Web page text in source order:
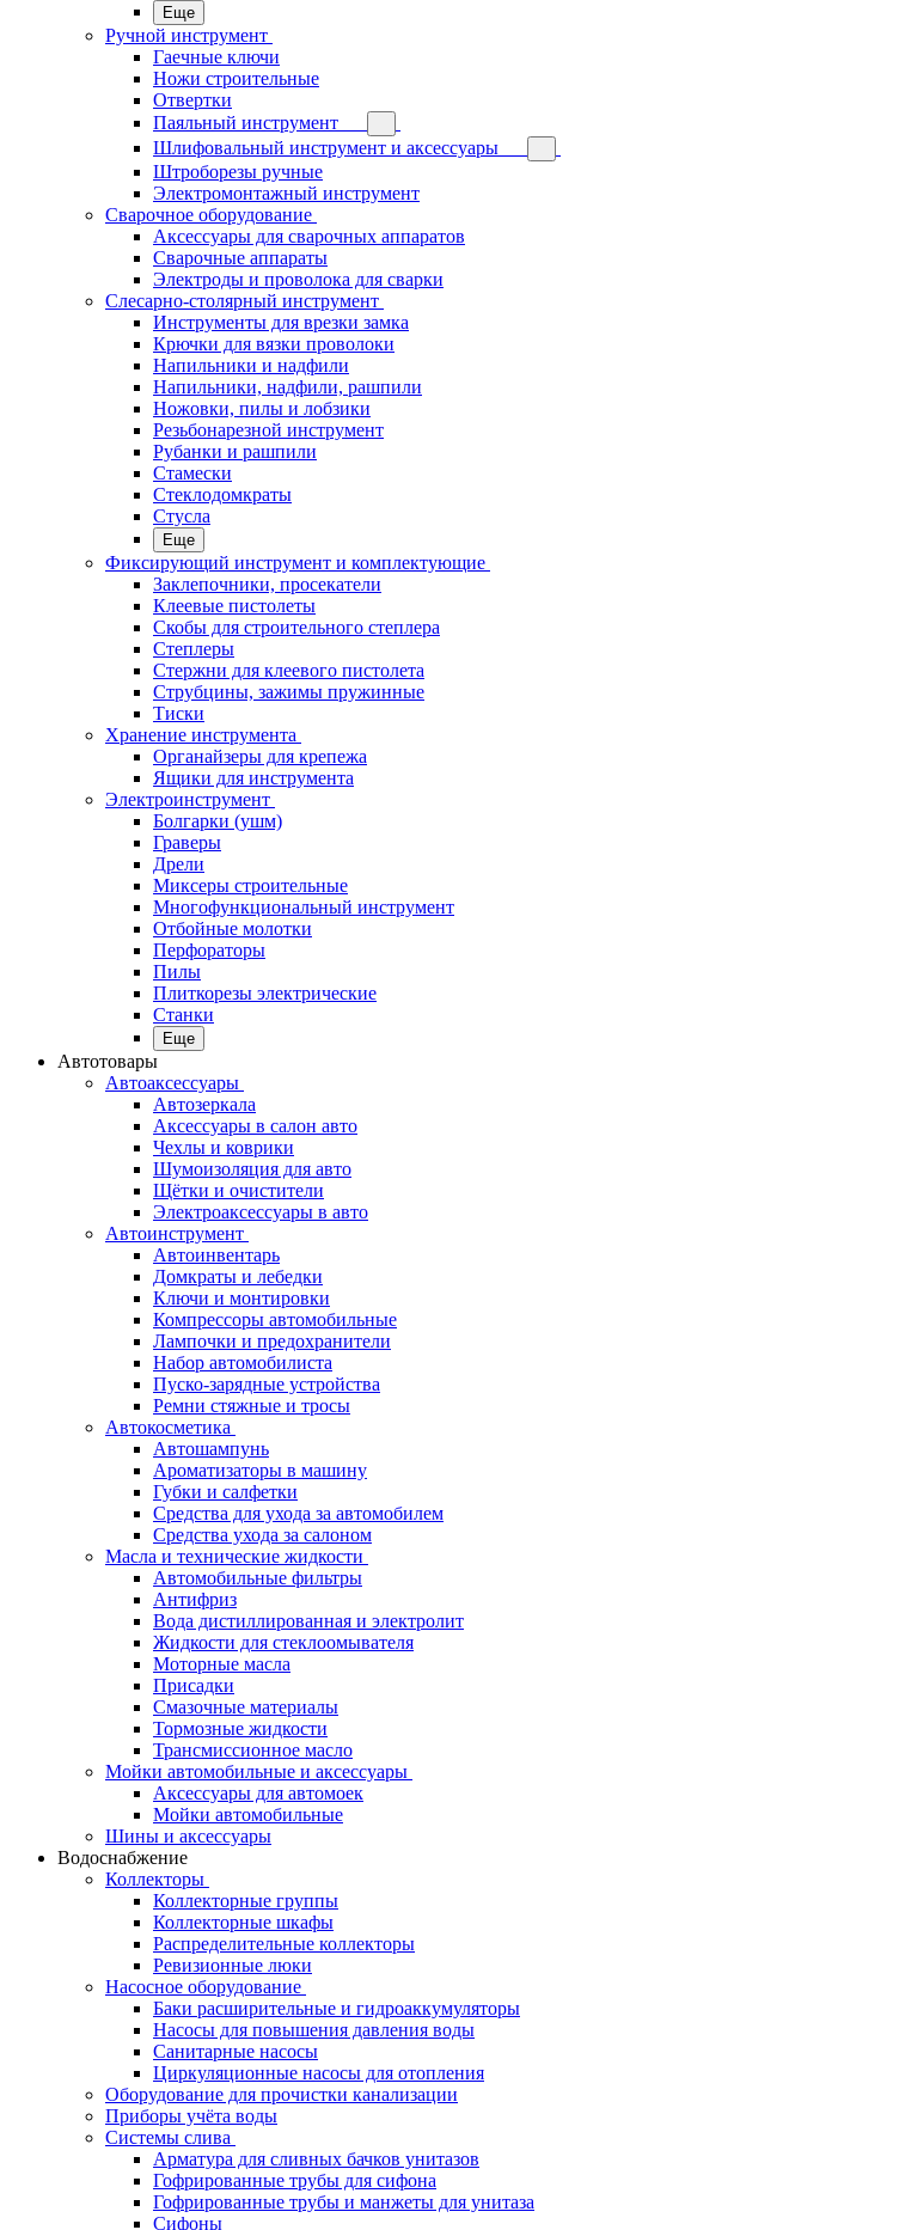
Еще
Ручной инструмент
Гаечные ключи
Ножи строительные
Отвертки
Паяльный инструмент
Шлифовальный инструмент и аксессуары
Штроборезы ручные
Электромонтажный инструмент
Сварочное оборудование
Аксессуары для сварочных аппаратов
Сварочные аппараты
Электроды и проволока для сварки
Слесарно-столярный инструмент
Инструменты для врезки замка
Крючки для вязки проволоки
Напильники и надфили
Напильники, надфили, рашпили
Ножовки, пилы и лобзики
Резьбонарезной инструмент
Рубанки и рашпили
Стамески
Стеклодомкраты
Стусла
Еще
Фиксирующий инструмент и комплектующие
Заклепочники, просекатели
Клеевые пистолеты
Скобы для строительного степлера
Степлеры
Стержни для клеевого пистолета
Струбцины, зажимы пружинные
Тиски
Хранение инструмента
Органайзеры для крепежа
Ящики для инструмента
Электроинструмент
Болгарки (ушм)
Граверы
Дрели
Миксеры строительные
Многофункциональный инструмент
Отбойные молотки
Перфораторы
Пилы
Плиткорезы электрические
Станки
Еще
Автотовары
Автоаксессуары
Автозеркала
Аксессуары в салон авто
Чехлы и коврики
Шумоизоляция для авто
Щётки и очистители
Электроаксессуары в авто
Автоинструмент
Автоинвентарь
Домкраты и лебедки
Ключи и монтировки
Компрессоры автомобильные
Лампочки и предохранители
Набор автомобилиста
Пуско-зарядные устройства
Ремни стяжные и тросы
Автокосметика
Автошампунь
Ароматизаторы в машину
Губки и салфетки
Средства для ухода за автомобилем
Средства ухода за салоном
Масла и технические жидкости
Автомобильные фильтры
Антифриз
Вода дистиллированная и электролит
Жидкости для стеклоомывателя
Моторные масла
Присадки
Смазочные материалы
Тормозные жидкости
Трансмиссионное масло
Мойки автомобильные и аксессуары
Аксессуары для автомоек
Мойки автомобильные
Шины и аксессуары
Водоснабжение
Коллекторы
Коллекторные группы
Коллекторные шкафы
Распределительные коллекторы
Ревизионные люки
Насосное оборудование
Баки расширительные и гидроаккумуляторы
Насосы для повышения давления воды
Санитарные насосы
Циркуляционные насосы для отопления
Оборудование для прочистки канализации
Приборы учёта воды
Системы слива
Арматура для сливных бачков унитазов
Гофрированные трубы для сифона
Гофрированные трубы и манжеты для унитаза
Сифоны